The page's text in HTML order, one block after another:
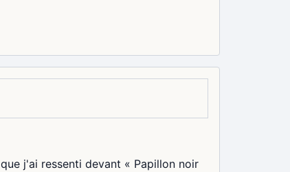
j'ai ressenti devant « Papillon noir